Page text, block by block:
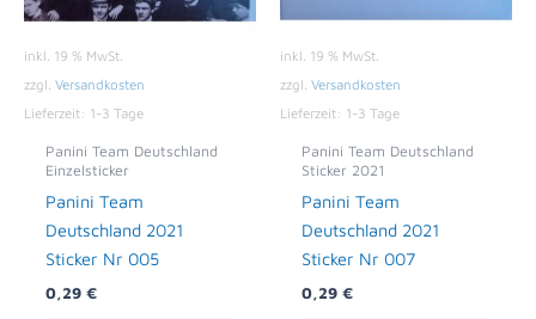
inkl. 19 % MwSt.
zzgl. Versandkosten
Lieferzeit: 1-3 Tage
Panini Team Deutschland
Einzelsticker
Panini Team
Deutschland 2021
Sticker Nr 005
0,29 €
inkl. 19 % MwSt.
zzgl. Versandkosten
Lieferzeit: 1-3 Tage
Panini Team Deutschland
Sticker 2021
Panini Team
Deutschland 2021
Sticker Nr 007
0,29 €